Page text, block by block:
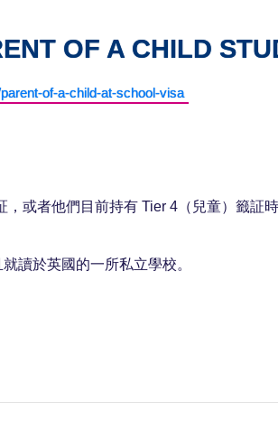
OF A CHILD
of-a-child-at-school-visa
或者他們目前持有 Tier 4（兒童）籤証
讀於英國的一所私立學校。